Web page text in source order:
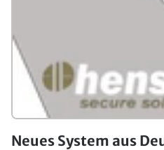
Neues System aus